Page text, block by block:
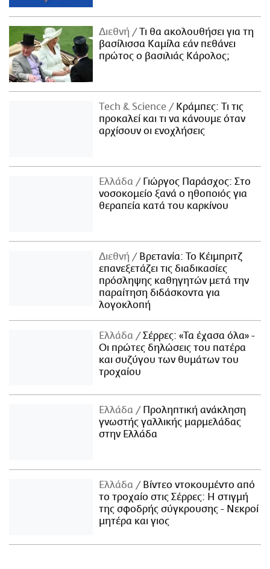
Διεθνή
Τι θα ακολουθήσει για τη
βασίλισσα Καμίλα εάν πεθάνει
πρώτος ο βασιλιάς Κάρολος;
Τech & Science
Κράμπες: Τι τις
προκαλεί και τι να κάνουμε όταν
αρχίσουν οι ενοχλήσεις
Ελλάδα
Γιώργος Παράσχος: Στο
νοσοκομείο ξανά ο ηθοποιός για
θεραπεία κατά του καρκίνου
Διεθνή
Βρετανία: Το Κέιμπριτζ
επανεξετάζει τις διαδικασίες
πρόσληψης καθηγητών μετά την
παραίτηση διδάσκοντα για
λογοκλοπή
Ελλάδα
Σέρρες: «Τα έχασα όλα» -
Οι πρώτες δηλώσεις του πατέρα
και συζύγου των θυμάτων του
τροχαίου
Ελλάδα
Προληπτική ανάκληση
γνωστής γαλλικής μαρμελάδας
στην Ελλάδα
Ελλάδα
Βίντεο ντοκουμέντο από
το τροχαίο στις Σέρρες: Η στιγμή
της σφοδρής σύγκρουσης - Νεκροί
μητέρα και γιος